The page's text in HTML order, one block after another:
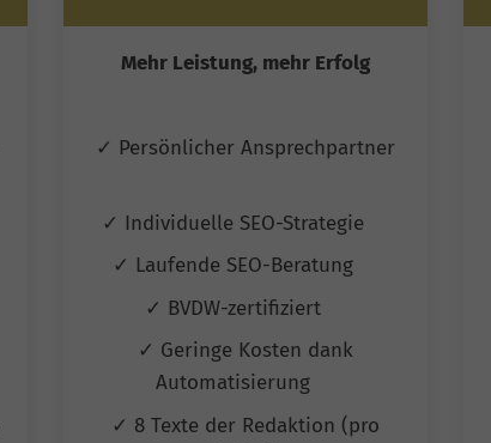
Mehr Leistung, mehr Erfolg
✓ Persönlicher Ansprechpartner
✓ Individuelle SEO-Strategie
✓ Laufende SEO-Beratung
✓ BVDW-zertifiziert
✓ Geringe Kosten dank
Automatisierung
✓ 8 Texte der Redaktion (pro